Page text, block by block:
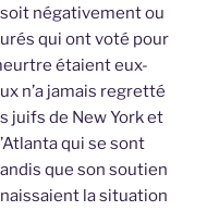
négativement ou
qui ont voté pour
étaient eux-
n’a jamais regretté
juifs de New York et
qui se sont
que son soutien
la situation